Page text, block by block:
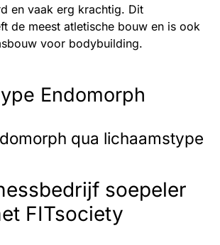
en vaak erg krachtig. Dit
de meest atletische bouw en is ook
voor bodybuilding.
Endomorph
qua lichaamstype
soepeler
FITsociety